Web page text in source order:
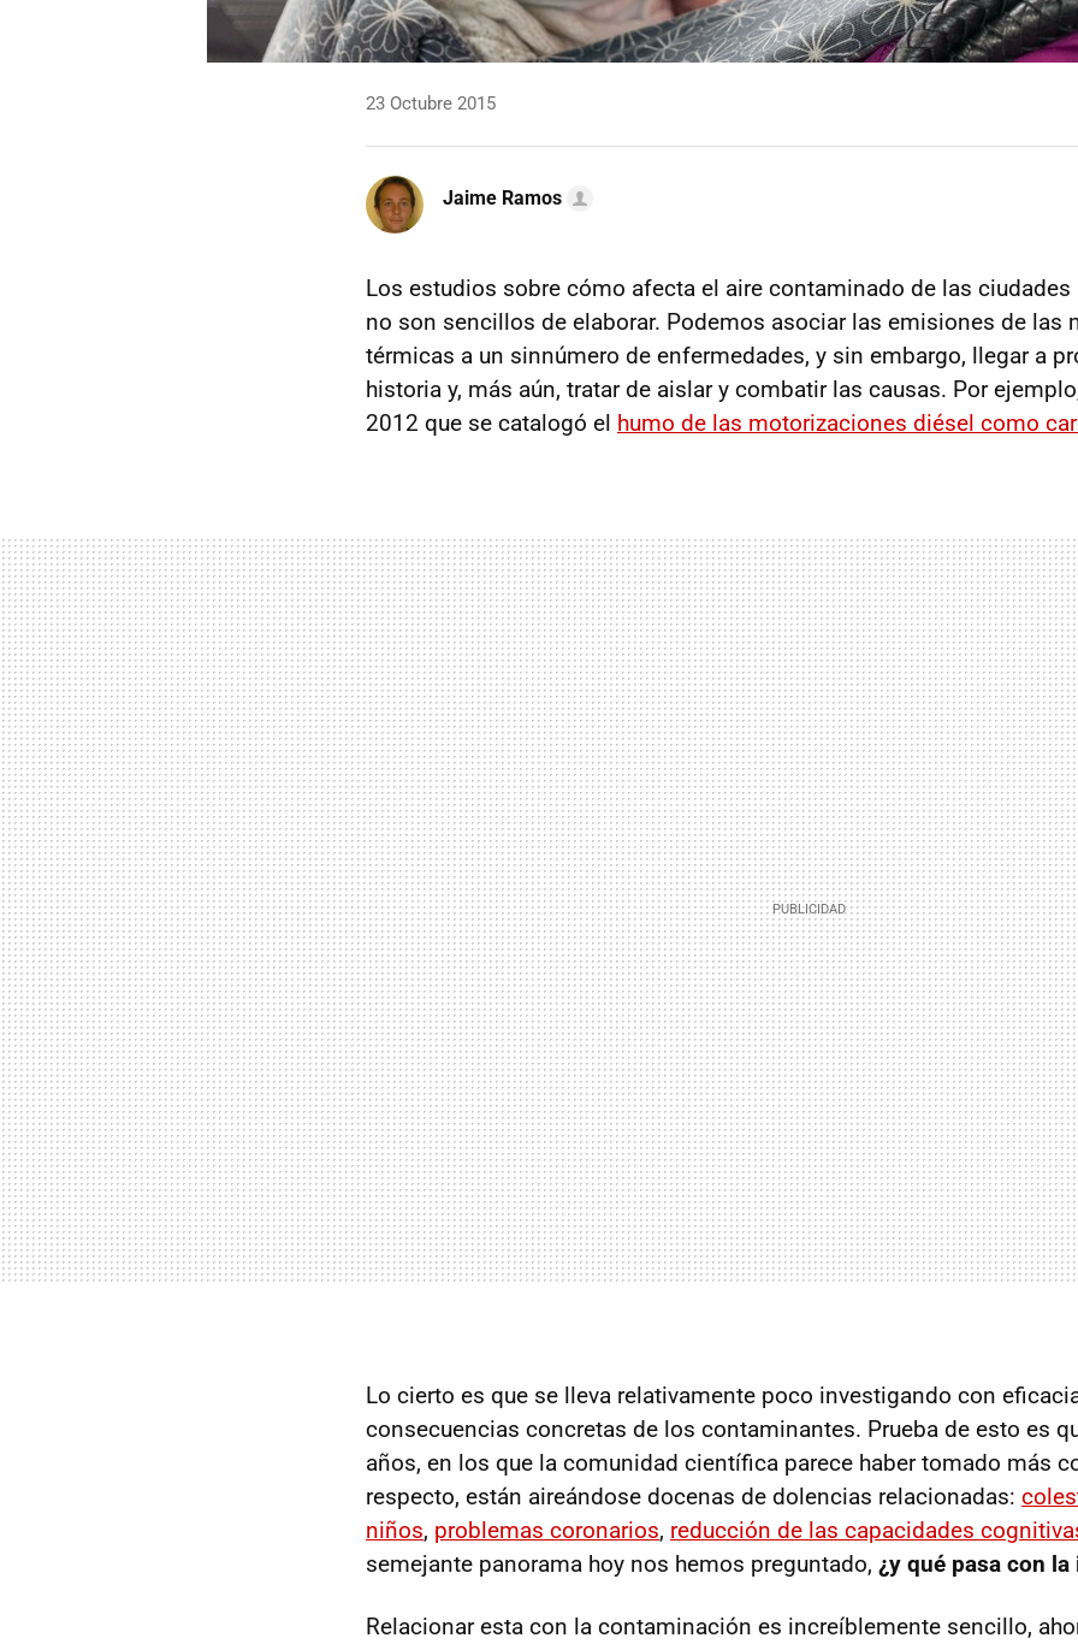
23 Octubre 2015
Jaime Ramos
Los estudios sobre cómo afecta el aire contaminado de las ciudades
no son sencillos de elaborar. Podemos asociar las emisiones de las
térmicas a un sinnúmero de enfermedades, y sin embargo, llegar a
historia y, más aún, tratar de aislar y combatir las causas. Por
2012 que se catalogó el humo de las motorizaciones diésel como
Lo cierto es que se lleva relativamente poco investigando con
consecuencias concretas de los contaminantes. Prueba de esto es
años, en los que la comunidad científica parece haber tomado más
respecto, están aireándose docenas de dolencias relacionadas:
niños, problemas coronarios, reducción de las capacidades
semejante panorama hoy nos hemos preguntado, ¿y qué pasa con
Relacionar esta con la contaminación es increíblemente sencillo,